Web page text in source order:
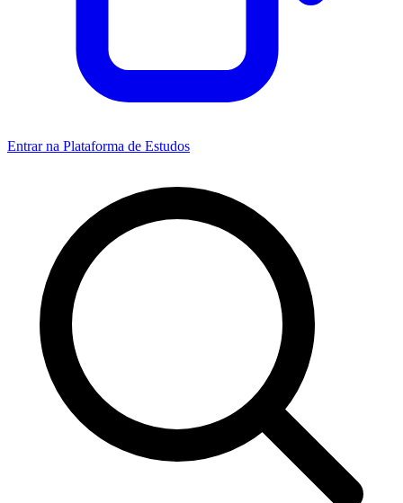
Entrar na Plataforma de Estudos